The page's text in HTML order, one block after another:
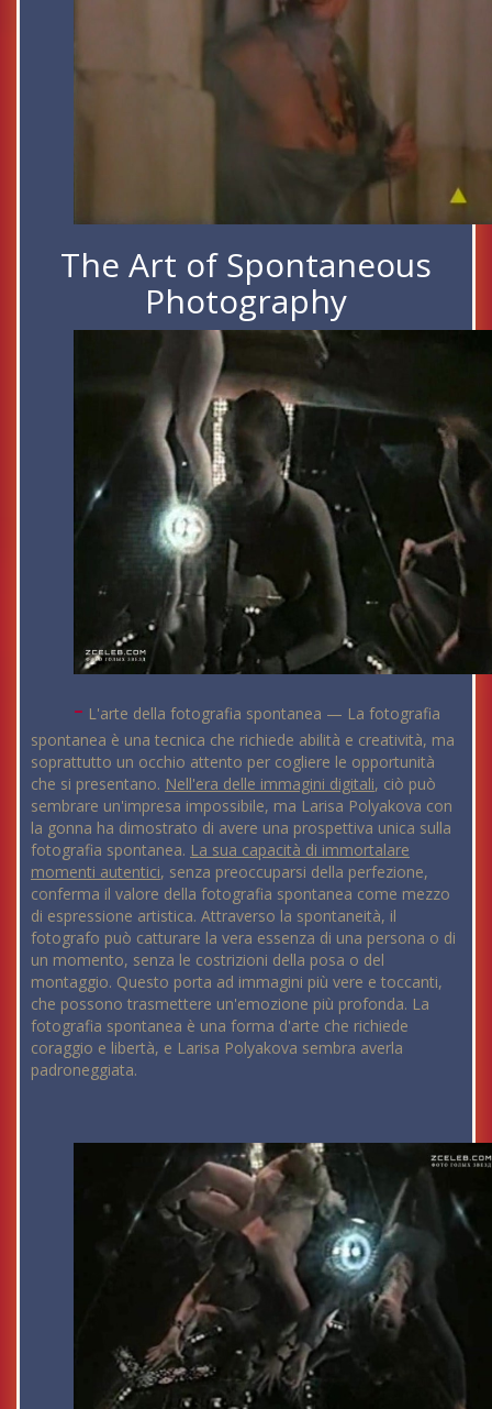
The Art of Spontaneous
Photography
- L'arte della fotografia spontanea — La fotografia
spontanea è una tecnica che richiede abilità e creatività, ma
soprattutto un occhio attento per cogliere le opportunità
che si presentano. Nell'era delle immagini digitali, ciò può
sembrare un'impresa impossibile, ma Larisa Polyakova con
la gonna ha dimostrato di avere una prospettiva unica sulla
fotografia spontanea. La sua capacità di immortalare
momenti autentici, senza preoccuparsi della perfezione,
conferma il valore della fotografia spontanea come mezzo
di espressione artistica. Attraverso la spontaneità, il
fotografo può catturare la vera essenza di una persona o di
un momento, senza le costrizioni della posa o del
montaggio. Questo porta ad immagini più vere e toccanti,
che possono trasmettere un'emozione più profonda. La
fotografia spontanea è una forma d'arte che richiede
coraggio e libertà, e Larisa Polyakova sembra averla
padroneggiata.